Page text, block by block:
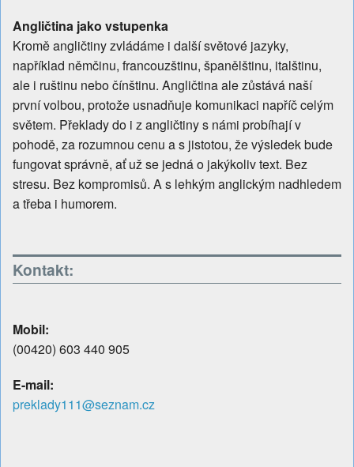
Angličtina jako vstupenka
Kromě angličtiny zvládáme i další světové jazyky,
například němčinu, francouzštinu, španělštinu, italštinu,
ale i ruštinu nebo čínštinu. Angličtina ale zůstává naší
první volbou, protože usnadňuje komunikaci napříč celým
světem. Překlady do i z angličtiny s námi probíhají v
pohodě, za rozumnou cenu a s jistotou, že výsledek bude
fungovat správně, ať už se jedná o jakýkoliv text. Bez
stresu. Bez kompromisů. A s lehkým anglickým nadhledem
a třeba i humorem.
Kontakt:
Mobil:
(00420) 603 440 905
E-mail:
preklady111@seznam.cz